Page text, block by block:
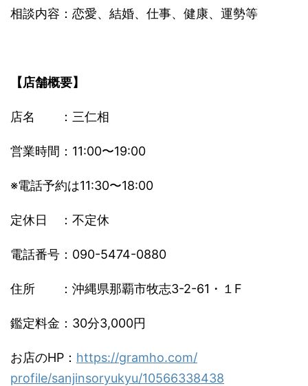
相談内容：恋愛、結婚、仕事、健康、運勢等
【店舗概要】
店名 ：三仁相
営業時間：11:00〜19:00
※電話予約は11:30〜18:00
定休日 ：不定休
電話番号：090-5474-0880
住所 ：沖縄県那覇市牧志3-2-61・１F
鑑定料金：30分3,000円
お店のHP： https://gramho.com/
profile/sanjinsoryukyu/10566338438